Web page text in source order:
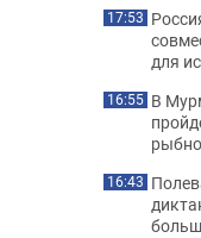
17:53
для
16:55 В
16:43